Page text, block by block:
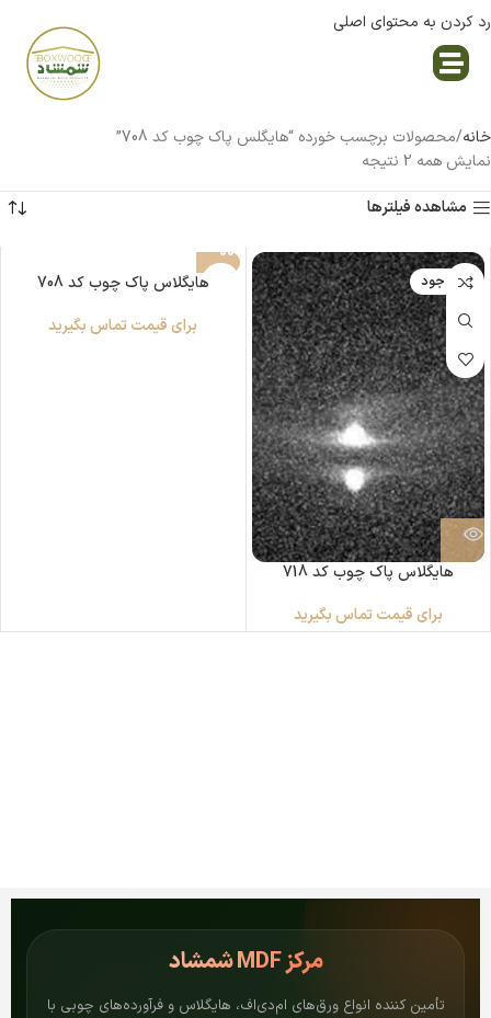
رد کردن به محتوای اصلی
خانه محصولات برچسب خورده “هایگلس پاک چوب کد 708”
نمایش همه 2 نتیجه
مشاهده فیلترها
ناموجود
هایگلاس پاک چوب کد 718
برای قیمت تماس بگیرید
هایگلاس پاک چوب کد 708
برای قیمت تماس بگیرید
مرکزMDF شمشاد
تأمین کننده انواع ورق‌های ام‌دی‌اف، هایگلاس و فرآورده‌های چوبی با